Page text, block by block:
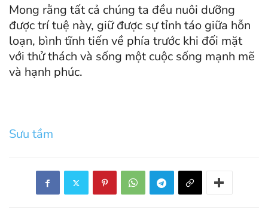
Mong rằng tất cả chúng ta đều nuôi dưỡng
được trí tuệ này, giữ được sự tỉnh táo giữa hỗn
loạn, bình tĩnh tiến về phía trước khi đối mặt
với thử thách và sống một cuộc sống mạnh mẽ
và hạnh phúc.
Sưu tầm